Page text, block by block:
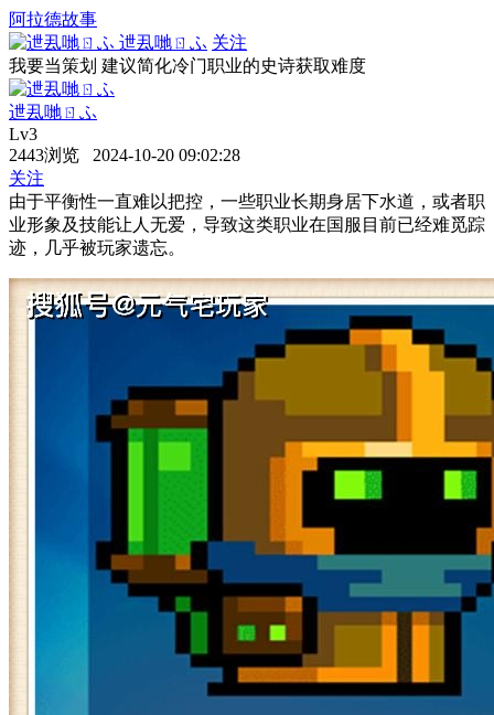
阿拉德故事
迣厾哋ㄖふ 关注
我要当策划 建议简化冷门职业的史诗获取难度
迣厾哋ㄖふ
Lv3
2443浏览 2024-10-20 09:02:28
关注
由于平衡性一直难以把控，一些职业长期身居下水道，或者职
业形象及技能让人无爱，导致这类职业在国服目前已经难觅踪
迹，几乎被玩家遗忘。